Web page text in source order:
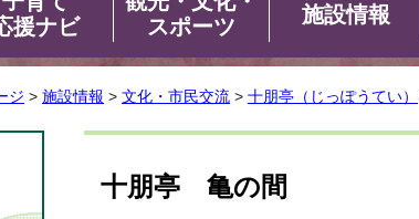
援ナビ
スポーツ
施設情報
ジ > 施設情報 > 文化・市民交流 > 十朋亭（じっぽうてい）
十朋亭 亀の間